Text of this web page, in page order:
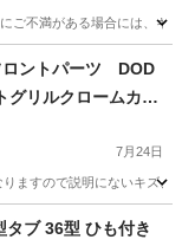
ご不満がある場合には、
ントパーツ DOD
リルクロームカバ
7月24日
ますので説明にないキズ
グリル
ブ 36型 ひも付き